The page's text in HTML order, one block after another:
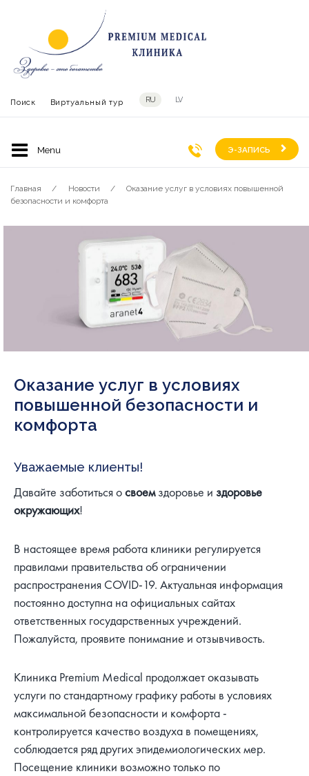
Поиск Виртуальный тур RU LV
Э-ЗАПИСЬ
Главная Новости
Оказание услуг в условиях повышенной
безопасности и комфорта
Оказание услуг в условиях
повышенной безопасности и
комфорта
Уважаемые клиенты!
Давайте заботиться освоемздоровье и здоровье
окружающих!
В настоящее время работа клиники регулируется
правилами правительства об ограничении
распространения COVID-19. Актуальная информация
постоянно доступна на официальных сайтах
ответственных государственных учреждений.
Пожалуйста, проявите понимание и отзывчивость.
Клиника Premium Medical продолжает оказывать
услуги по стандартному графику работы в условиях
максимальной безопасности и комфорта -
контролируется качество воздуха в помещениях,
соблюдается ряд других эпидемиологических мер.
Посещение клиники возможно только по